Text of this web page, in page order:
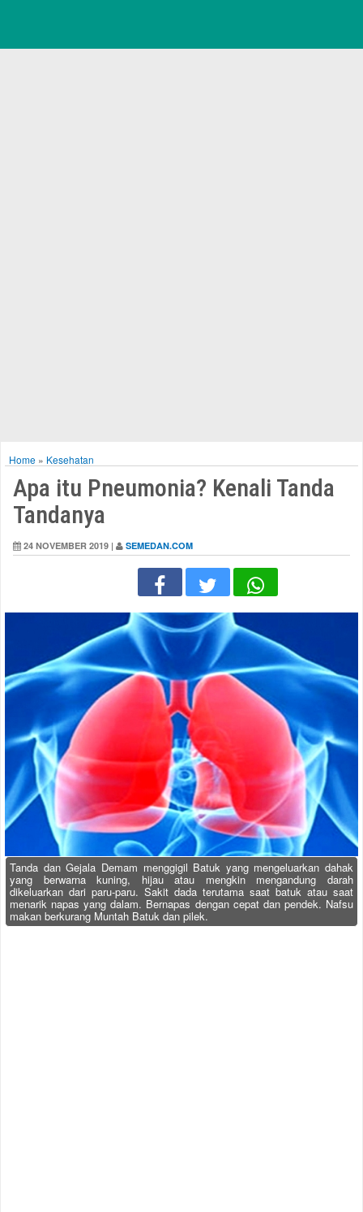
Home » Kesehatan
Apa itu Pneumonia? Kenali Tanda
Tandanya
24 NOVEMBER 2019 | SEMEDAN.COM
Tanda dan Gejala Demam menggigil Batuk yang mengeluarkan dahak
yang berwarna kuning, hijau atau mengkin mengandung darah
dikeluarkan dari paru-paru. Sakit dada terutama saat batuk atau saat
menarik napas yang dalam. Bernapas dengan cepat dan pendek. Nafsu
makan berkurang Muntah Batuk dan pilek.